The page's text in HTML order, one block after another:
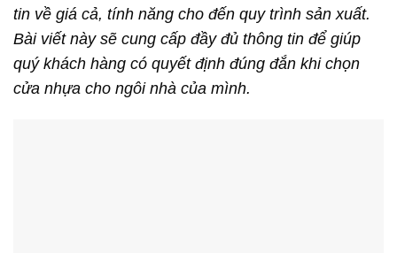
tin về giá cả, tính năng cho đến quy trình sản xuất.
Bài viết này sẽ cung cấp đầy đủ thông tin để giúp
quý khách hàng có quyết định đúng đắn khi chọn
cửa nhựa cho ngôi nhà của mình.